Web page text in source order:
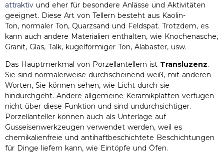
attraktiv und eher für besondere Anlässe und Aktivitäten
geeignet. Diese Art von Tellern besteht aus Kaolin-
Ton, normaler Ton, Quarzsand und Feldspat. Trotzdem, es
kann auch andere Materialien enthalten, wie Knochenasche,
Granit, Glas, Talk, kugelförmiger Ton, Alabaster, usw.
Das Hauptmerkmal von Porzellantellern ist Transluzenz.
Sie sind normalerweise durchscheinend weiß, mit anderen
Worten, Sie können sehen, wie Licht durch sie
hindurchgeht. Andere allgemeine Keramikplatten verfügen
nicht über diese Funktion und sind undurchsichtiger.
Porzellanteller können auch als Unterlage auf
Gusseisenwerkzeugen verwendet werden, weil es
chemikalienfreie und antihaftbeschichtete Beschichtungen
für Dinge liefern kann, wie Eintöpfe und Öfen.